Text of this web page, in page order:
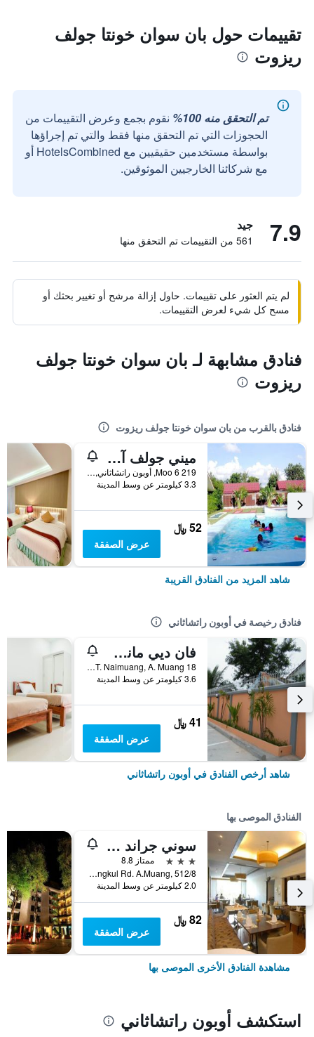
تقييمات حول بان سوان خونتا جولف
ريزوت
تم التحقق منه 100%
نقوم بجمع وعرض التقييمات من
الحجوزات التي تم التحقق منها فقط والتي تم إجراؤها
بواسطة مستخدمين حقيقيين مع HotelsCombined أو
مع شركائنا الخارجيين الموثوقين.
7.9 جيد
561 من التقييمات تم التحقق منها
لم يتم العثور على تقييمات. حاول إزالة مرشح أو تغيير بحثك أو
مسح كل شيء لعرض التقييمات.
فنادق مشابهة لـ بان سوان خونتا جولف
ريزوت
فنادق بالقرب من بان سوان خونتا جولف ريزوت
ميني جولف آند ريزورت أبون راتشاثاني
219 Moo 6, أوبون راتشاثاني, تايلاند
3.3 كيلومتر عن وسط المدينة
52 ﷼
عرض الصفقة
شاهد المزيد من الفنادق القريبة
فنادق رخيصة في أوبون راتشاثاني
فان ديي مانشون
18 Soi Chayangkul 38, Chayangkul Road, T. Naimuang, A. Muang, أوبون راتشاثاني, تايلاند
3.6 كيلومتر عن وسط المدينة
41 ﷼
عرض الصفقة
شاهد أرخص الفنادق في أوبون راتشاثاني
الفنادق الموصى بها
سوني جراند هوتل
3 نجوم
ممتاز 8.8
Chayangkul Rd. A.Muang, 512/8, أوبون راتشاثاني, تايلاند
2.0 كيلومتر عن وسط المدينة
82 ﷼
عرض الصفقة
مشاهدة الفنادق الأخرى الموصى بها
استكشف أوبون راتشاثاني